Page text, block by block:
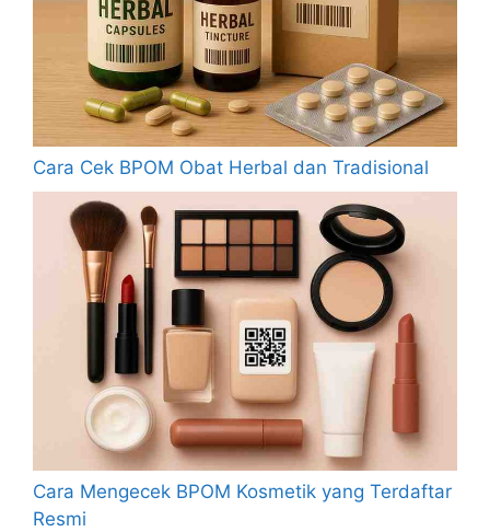
Cara Cek BPOM Obat Herbal dan Tradisional
Cara Mengecek BPOM Kosmetik yang Terdaftar
Resmi